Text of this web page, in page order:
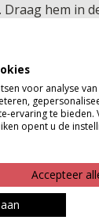
hem in
crossbody
en
bij
JE LOOK
voor analyse
ervaring te
opent u de
Accepteer